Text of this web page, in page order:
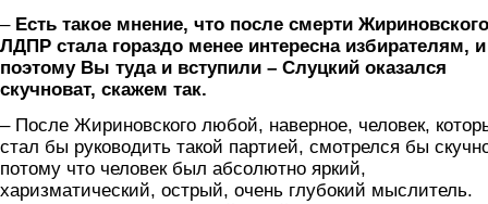
– Есть такое мнение, что после смерти Жириновского
ЛДПР стала гораздо менее интересна избирателям, и
поэтому Вы туда и вступили – Слуцкий оказался
скучноват, скажем так.
– После Жириновского любой, наверное, человек,
стал бы руководить такой партией, смотрелся бы
потому что человек был абсолютно яркий,
харизматический, острый, очень глубокий мыслитель.